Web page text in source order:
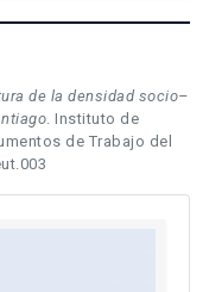
de la densidad socio–
. Instituto de
de Trabajo del